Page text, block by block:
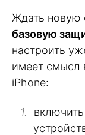
Ждать новую
базовую
настроить
имеет смысл
iPhone: